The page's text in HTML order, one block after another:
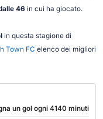
46 in cui ha giocato.
in questa stagione di
Town FC elenco dei migliori
un gol ogni 4140 minuti